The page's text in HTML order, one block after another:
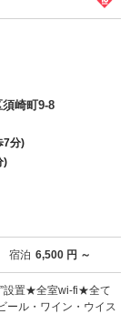
うち3
崎町9-8
7分)
)
宿泊 6,500 円 ～
”設置★全室wi-fi★全て
ール・ワイン・ウイス